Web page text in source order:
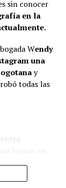
el
vez
lo
una
sin conocer
en la
Wendy
una
y
todas las